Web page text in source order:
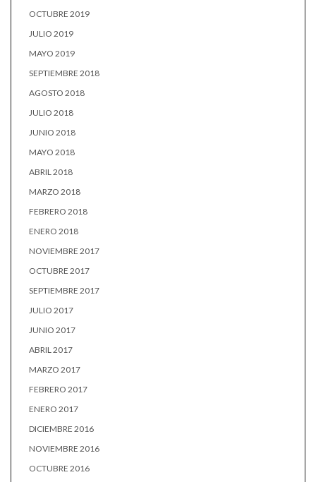
OCTUBRE 2019
JULIO 2019
MAYO 2019
SEPTIEMBRE 2018
AGOSTO 2018
JULIO 2018
JUNIO 2018
MAYO 2018
ABRIL 2018
MARZO 2018
FEBRERO 2018
ENERO 2018
NOVIEMBRE 2017
OCTUBRE 2017
SEPTIEMBRE 2017
JULIO 2017
JUNIO 2017
ABRIL 2017
MARZO 2017
FEBRERO 2017
ENERO 2017
DICIEMBRE 2016
NOVIEMBRE 2016
OCTUBRE 2016